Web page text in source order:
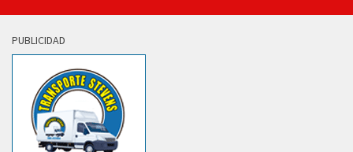
PUBLICIDAD